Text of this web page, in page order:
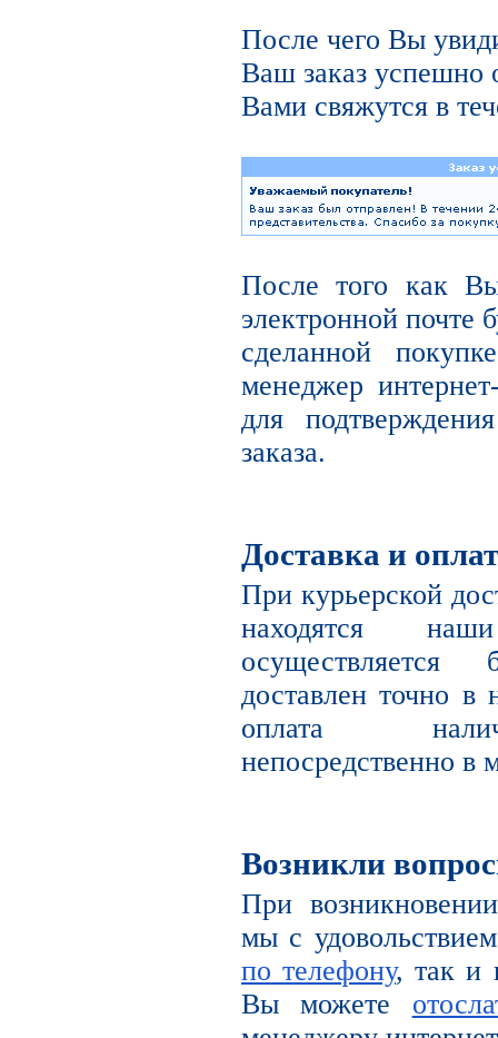
После чего Вы
Ваш заказ успешно
Вами свяжутся в
После того как
электронной почте
сделанной
менеджер
для
заказа.
Доставка и
При курьерской
находятся
осуществляется
доставлен точно в
оплата
непосредственно в
Возникли
При
мы с
по телефону, так и
Вы можете